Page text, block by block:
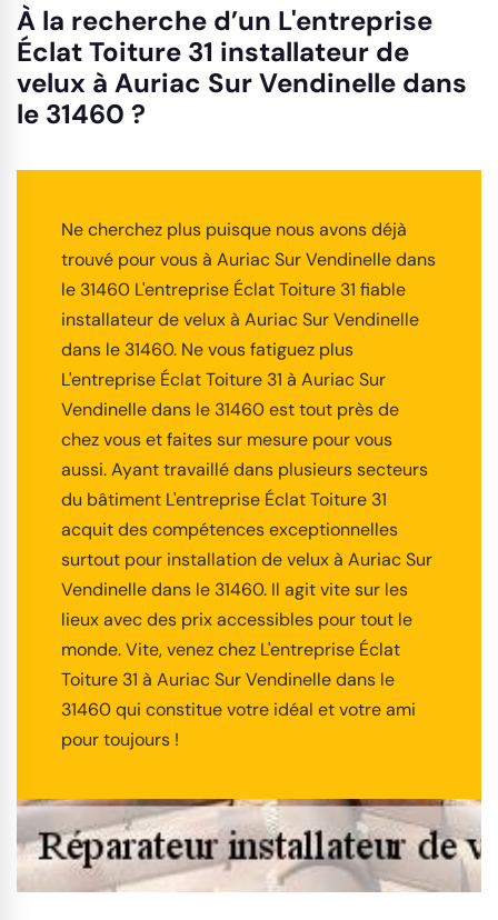
À la recherche d’un L'entreprise
Éclat Toiture 31 installateur de
velux à Auriac Sur Vendinelle dans
le 31460 ?
Ne cherchez plus puisque nous avons déjà
trouvé pour vous à Auriac Sur Vendinelle dans
le 31460 L'entreprise Éclat Toiture 31 fiable
installateur de velux à Auriac Sur Vendinelle
dans le 31460. Ne vous fatiguez plus
L'entreprise Éclat Toiture 31 à Auriac Sur
Vendinelle dans le 31460 est tout près de
chez vous et faites sur mesure pour vous
aussi. Ayant travaillé dans plusieurs secteurs
du bâtiment L'entreprise Éclat Toiture 31
acquit des compétences exceptionnelles
surtout pour installation de velux à Auriac Sur
Vendinelle dans le 31460. Il agit vite sur les
lieux avec des prix accessibles pour tout le
monde. Vite, venez chez L'entreprise Éclat
Toiture 31 à Auriac Sur Vendinelle dans le
31460 qui constitue votre idéal et votre ami
pour toujours !